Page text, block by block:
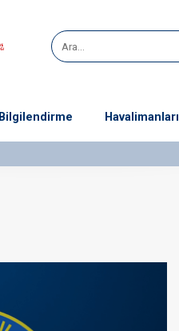
Bilgilendirme Havalimanları